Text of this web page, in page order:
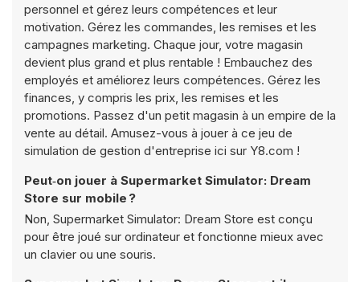
personnel et gérez leurs compétences et leur
motivation. Gérez les commandes, les remises et les
campagnes marketing. Chaque jour, votre magasin
devient plus grand et plus rentable ! Embauchez des
employés et améliorez leurs compétences. Gérez les
finances, y compris les prix, les remises et les
promotions. Passez d'un petit magasin à un empire de la
vente au détail. Amusez-vous à jouer à ce jeu de
simulation de gestion d'entreprise ici sur Y8.com !
Peut‑on jouer à Supermarket Simulator: Dream
Store sur mobile ?
Non, Supermarket Simulator: Dream Store est conçu
pour être joué sur ordinateur et fonctionne mieux avec
un clavier ou une souris.